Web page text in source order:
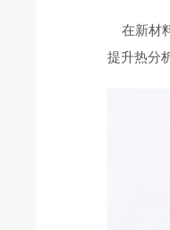
在新材
提升热分